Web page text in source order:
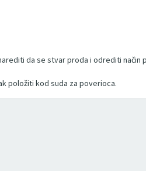
da se stvar proda i odrediti način
položiti kod suda za poverioca.